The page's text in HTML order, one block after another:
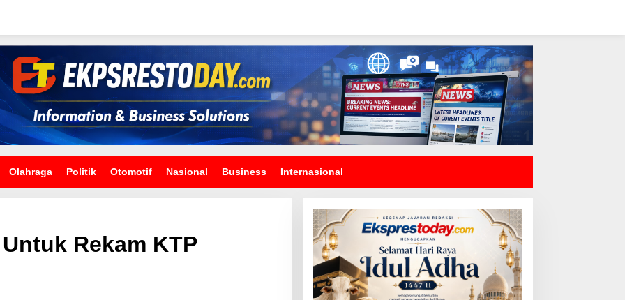
Olahraga Politik Otomotif Nasional Business Internasional
Rekam KTP